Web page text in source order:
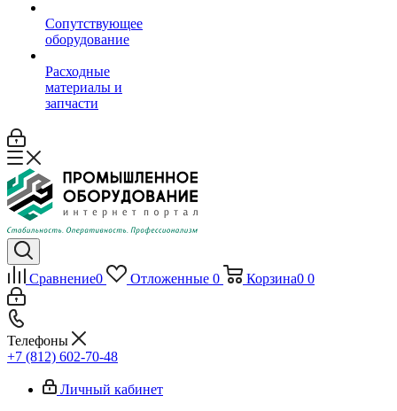
Сопутствующее
оборудование
Расходные
материалы и
запчасти
Сравнение0 Отложенные 0 Корзина0 0
Телефоны
+7 (812) 602-70-48
Личный кабинет